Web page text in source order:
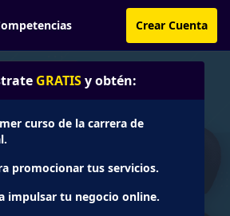
Crear Cuenta
GRATIS y obtén:
curso de la carrera de
promocionar tus servicios.
impulsar tu negocio online.